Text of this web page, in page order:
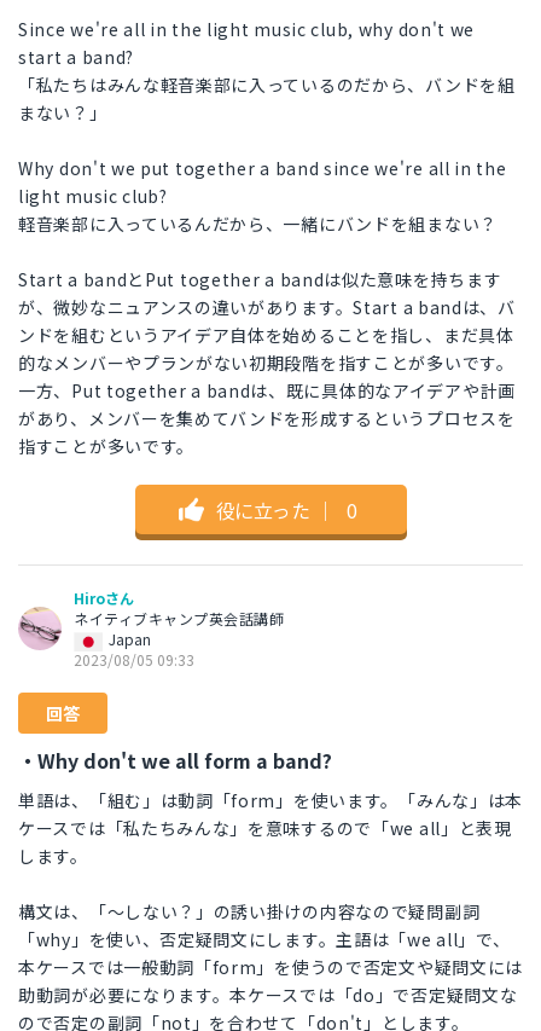
Since we're all in the light music club, why don't we
start a band?
「私たちはみんな軽音楽部に入っているのだから、バンドを組
まない？」
Why don't we put together a band since we're all in the
light music club?
軽音楽部に入っているんだから、一緒にバンドを組まない？
Start a bandとPut together a bandは似た意味を持ちます
が、微妙なニュアンスの違いがあります。Start a bandは、バ
ンドを組むというアイデア自体を始めることを指し、まだ具体
的なメンバーやプランがない初期段階を指すことが多いです。
一方、Put together a bandは、既に具体的なアイデアや計画
があり、メンバーを集めてバンドを形成するというプロセスを
指すことが多いです。
役に立った ｜ 0
Hiroさん
ネイティブキャンプ英会話講師
Japan
2023/08/05 09:33
回答
・Why don't we all form a band?
単語は、「組む」は動詞「form」を使います。「みんな」は本
ケースでは「私たちみんな」を意味するので「we all」と表現
します。
構文は、「～しない？」の誘い掛けの内容なので疑問副詞
「why」を使い、否定疑問文にします。主語は「we all」で、
本ケースでは一般動詞「form」を使うので否定文や疑問文には
助動詞が必要になります。本ケースでは「do」で否定疑問文な
ので否定の副詞「not」を合わせて「don't」とします。